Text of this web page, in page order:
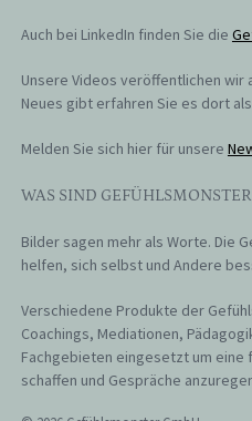
Auch bei LinkedIn finden Sie die
Unsere Videos veröffentlichen wir
Neues gibt erfahren Sie es dort
Melden Sie sich hier für unsere
WAS SIND GEFÜHLSMONSTER
Bilder sagen mehr als Worte. Die
helfen, sich selbst und Andere
Verschiedene Produkte der
Coachings, Mediationen,
Fachgebieten eingesetzt um eine
schaffen und Gespräche